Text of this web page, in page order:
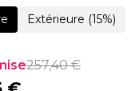
Extérieure (15%)
257,40€